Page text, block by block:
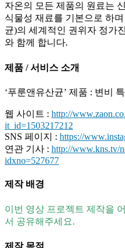
자온의 모든 제품의 원료는
식물성 재료를 기본으로 하
균)의 세계적인 권위자 정가
와 함께 합니다.
제품 / 서비스 소개
‘푸룬앤유산균’ 제품 : 변비
웹 사이트 : http://
it_id=1503217212
SNS 페이지 : https://
연관 기사 : http://www.kns.tv/
idxno=527677
제작 배경
이번 영상 프로젝트 제작을
서 공유해주세요.
제작 목적